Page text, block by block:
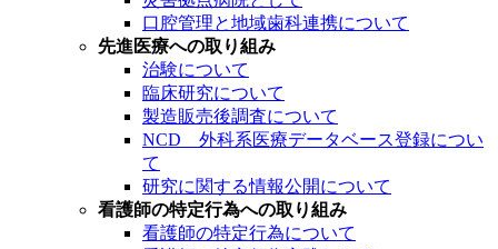
口腔管理と地域歯科連携について
先進医療への取り組み
治験について
臨床研究について
製造販売後調査について
NCD 外科系医療データベース登録につい
て
研究に関する情報公開について
看護師の特定行為への取り組み
看護師の特定行為について